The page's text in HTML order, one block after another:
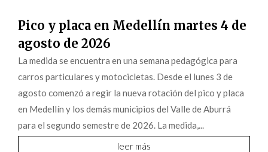
Pico y placa en Medellín martes 4 de
agosto de 2026
La medida se encuentra en una semana pedagógica para
carros particulares y motocicletas. Desde el lunes 3 de
agosto comenzó a regir la nueva rotación del pico y placa
en Medellín y los demás municipios del Valle de Aburrá
para el segundo semestre de 2026. La medida,...
leer más